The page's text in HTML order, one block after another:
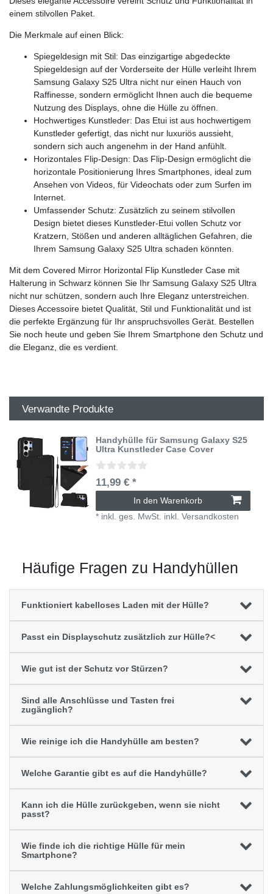
einem stilvollen Paket.
Die Merkmale auf einen Blick:
Spiegeldesign mit Stil: Das einzigartige abgedeckte
Spiegeldesign auf der Vorderseite der Hülle verleiht Ihrem
Samsung Galaxy S25 Ultra nicht nur einen Hauch von
Raffinesse, sondern ermöglicht Ihnen auch die bequeme
Nutzung des Displays, ohne die Hülle zu öffnen.
Hochwertiges Kunstleder: Das Etui ist aus hochwertigem
Kunstleder gefertigt, das nicht nur luxuriös aussieht,
sondern sich auch angenehm in der Hand anfühlt.
Horizontales Flip-Design: Das Flip-Design ermöglicht die
horizontale Positionierung Ihres Smartphones, ideal zum
Ansehen von Videos, für Videochats oder zum Surfen im
Internet.
Umfassender Schutz: Zusätzlich zu seinem stilvollen
Design bietet dieses Kunstleder-Etui vollen Schutz vor
Kratzern, Stößen und anderen alltäglichen Gefahren, die
Ihrem Samsung Galaxy S25 Ultra schaden könnten.
Mit dem Covered Mirror Horizontal Flip Kunstleder Case mit
Halterung in Schwarz können Sie Ihr Samsung Galaxy S25 Ultra
nicht nur schützen, sondern auch Ihre Eleganz unterstreichen.
Dieses Accessoire bietet Qualität, Stil und Funktionalität und ist
die perfekte Ergänzung für Ihr anspruchsvolles Gerät. Bestellen
Sie noch heute und geben Sie Ihrem Smartphone den Schutz und
die Eleganz, die es verdient.
Verwandte Produkte
Handyhülle für Samsung Galaxy S25
Ultra Kunstleder Case Cover
11,99 € *
In den Warenkorb
* inkl. ges. MwSt. inkl.Versandkosten
Häufige Fragen zu Handyhüllen
Funktioniert kabelloses Laden mit der Hülle?
Passt ein Displayschutz zusätzlich zur Hülle?<
Wie gut ist der Schutz vor Stürzen?
Sind alle Anschlüsse und Tasten frei
zugänglich?
Wie reinige ich die Handyhülle am besten?
Welche Garantie gibt es auf die Handyhülle?
Kann ich die Hülle zurückgeben, wenn sie nicht
passt?
Wie finde ich die richtige Hülle für mein
Smartphone?
Welche Zahlungsmöglichkeiten gibt es?